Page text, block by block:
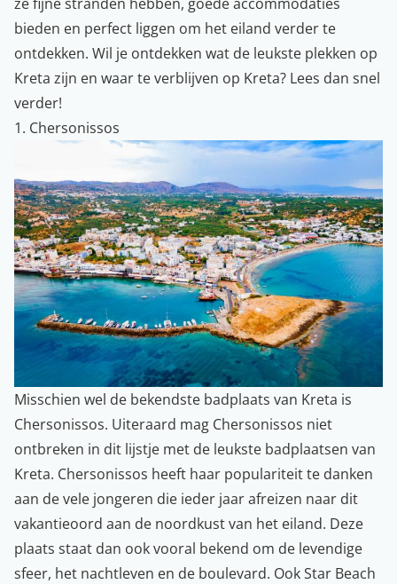
bieden en perfect liggen om het eiland verder te
ontdekken. Wil je ontdekken wat de leukste plekken op
Kreta zijn en waar te verblijven op Kreta? Lees dan snel
verder!
1. Chersonissos
Misschien wel de bekendste badplaats van Kreta is
Chersonissos. Uiteraard mag Chersonissos niet
ontbreken in dit lijstje met de leukste badplaatsen van
Kreta. Chersonissos heeft haar populariteit te danken
aan de vele jongeren die ieder jaar afreizen naar dit
vakantieoord aan de noordkust van het eiland. Deze
plaats staat dan ook vooral bekend om de levendige
sfeer, het nachtleven en de boulevard. Ook Star Beach